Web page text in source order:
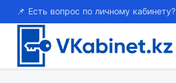
📌 Есть вопрос по личному кабинету?